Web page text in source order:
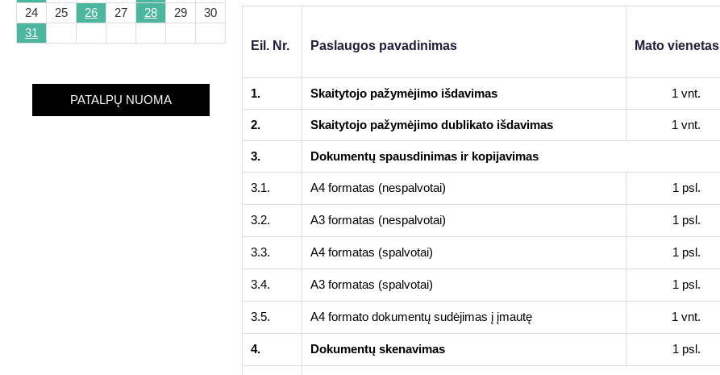
24
25 26 27 28 29
30
31
PATALPŲ NUOMA
Eil. Nr. Paslaugos pavadinimas Mato vienetas
1. Skaitytojo pažymėjimo išdavimas 1 vnt.
2. Skaitytojo pažymėjimo dublikato išdavimas 1 vnt.
3. Dokumentų spausdinimas ir kopijavimas
3.1. A4 formatas (nespalvotai) 1 psl.
3.2. A3 formatas (nespalvotai) 1 psl.
3.3. A4 formatas (spalvotai) 1 psl.
3.4. A3 formatas (spalvotai) 1 psl.
3.5. A4 formato dokumentų sudėjimas į įmautę 1 vnt.
4. Dokumentų skenavimas 1 psl.